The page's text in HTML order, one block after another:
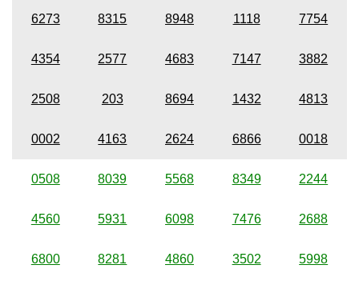
6273 8315 8948 1118 7754
4354 2577 4683 7147 3882
2508 203 8694 1432 4813
0002 4163 2624 6866 0018
0508 8039 5568 8349 2244
4560 5931 6098 7476 2688
6800 8281 4860 3502 5998